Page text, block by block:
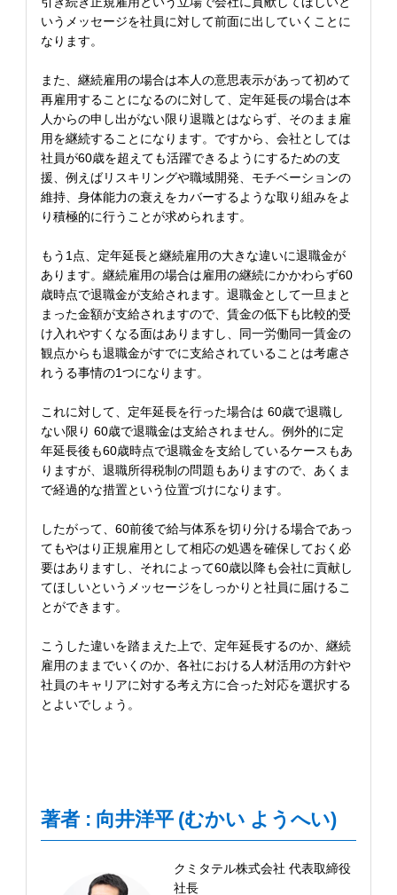
いうメッセージを社員に対して前面に出していくことに
なります。
また、継続雇用の場合は本人の意思表示があって初めて
再雇用することになるのに対して、定年延長の場合は本
人からの申し出がない限り退職とはならず、そのまま雇
用を継続することになります。ですから、会社としては
社員が60歳を超えても活躍できるようにするための支
援、例えばリスキリングや職域開発、モチベーションの
維持、身体能力の衰えをカバーするような取り組みをよ
り積極的に行うことが求められます。
もう1点、定年延長と継続雇用の大きな違いに退職金が
あります。継続雇用の場合は雇用の継続にかかわらず60
歳時点で退職金が支給されます。退職金として一旦まと
まった金額が支給されますので、賃金の低下も比較的受
け入れやすくなる面はありますし、同一労働同一賃金の
観点からも退職金がすでに支給されていることは考慮さ
れうる事情の1つになります。
これに対して、定年延長を行った場合は 60歳で退職し
ない限り 60歳で退職金は支給されません。例外的に定
年延長後も60歳時点で退職金を支給しているケースもあ
りますが、退職所得税制の問題もありますので、あくま
で経過的な措置という位置づけになります。
したがって、60前後で給与体系を切り分ける場合であっ
てもやはり正規雇用として相応の処遇を確保しておく必
要はありますし、それによって60歳以降も会社に貢献し
てほしいというメッセージをしっかりと社員に届けるこ
とができます。
こうした違いを踏まえた上で、定年延長するのか、継続
雇用のままでいくのか、各社における人材活用の方針や
社員のキャリアに対する考え方に合った対応を選択する
とよいでしょう。
著者 : 向井洋平 (むかい ようへい)
クミタテル株式会社 代表取締役
社長